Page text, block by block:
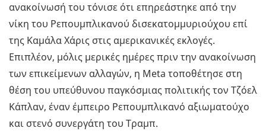
ανακοίνωσή του τόνισε ότι επηρεάστηκε από την
νίκη του Ρεπουμπλικανού δισεκατομμυριούχου επί
της Καμάλα Χάρις στις αμερικανικές εκλογές.
Επιπλέον, μόλις μερικές ημέρες πριν την ανακοίνωση
των επικείμενων αλλαγών, η Meta τοποθέτησε στη
θέση του υπεύθυνου παγκόσμιας πολιτικής τον Τζόελ
Κάπλαν, έναν έμπειρο Ρεπουμπλικανό αξιωματούχο
και στενό συνεργάτη του Τραμπ.